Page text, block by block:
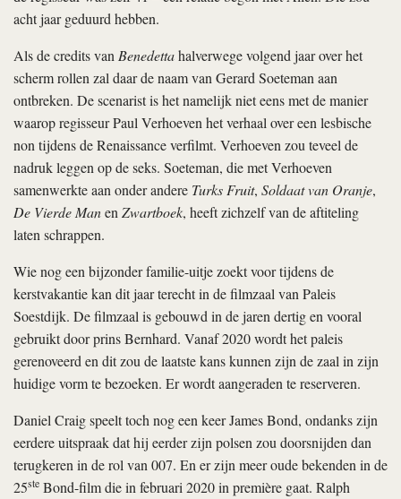
acht jaar geduurd hebben.
Als de credits vanBenedettahalverwege volgend jaar over het
scherm rollen zal daar de naam van Gerard Soeteman aan
ontbreken. De scenarist is het namelijk niet eens met de manier
waarop regisseur Paul Verhoeven het verhaal over een lesbische
non tijdens de Renaissance verfilmt. Verhoeven zou teveel de
nadruk leggen op de seks. Soeteman, die met Verhoeven
samenwerkte aan onder andere Turks Fruit, Soldaat van Oranje,
De Vierde ManenZwartboek, heeft zichzelf van de aftiteling
laten schrappen.
Wie nog een bijzonder familie-uitje zoekt voor tijdens de
kerstvakantie kan dit jaar terecht in de filmzaal van Paleis
Soestdijk. De filmzaal is gebouwd in de jaren dertig en vooral
gebruikt door prins Bernhard. Vanaf 2020 wordt het paleis
gerenoveerd en dit zou de laatste kans kunnen zijn de zaal in zijn
huidige vorm te bezoeken. Er wordt aangeraden te reserveren.
Daniel Craig speelt toch nog een keer James Bond, ondanks zijn
eerdere uitspraak dat hij eerder zijn polsen zou doorsnijden dan
terugkeren in de rol van 007. En er zijn meer oude bekenden in de
25ste Bond-film die in februari 2020 in première gaat. Ralph